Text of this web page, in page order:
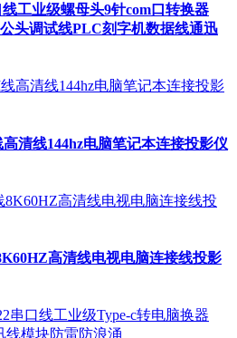
工业级螺母头9针com口转换器
头调试线PLC刻字机数据线通迅
清线144hz电脑笔记本连接投影仪
高清线电视电脑连接线投影